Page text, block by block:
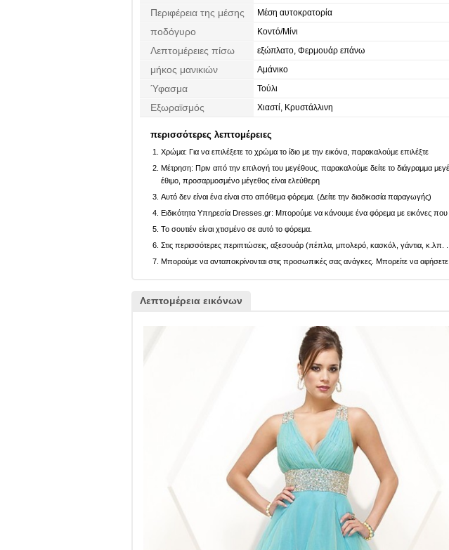
Περιφέρεια της μέσης Μέση αυτοκρατορία
ποδόγυρο Κοντό/Μίνι
Λεπτομέρειες πίσω εξώπλατο, Φερμουάρ επάνω
μήκος μανικιών Αμάνικο
Ύφασμα Τούλι
Εξωραϊσμός Χιαστί, Κρυστάλλινη
περισσότερες λεπτομέρειες
Χρώμα: Για να επιλέξετε το χρώμα το ίδιο με την εικόνα, παρακαλούμε επιλέξτε
Μέτρηση: Πριν από την επιλογή του μεγέθους, παρακαλούμε δείτε το διάγραμμα
έθιμο, προσαρμοσμένο μέγεθος είναι ελεύθερη
Αυτό δεν είναι ένα είναι στο απόθεμα φόρεμα. (Δείτε την διαδικασία παραγωγής)
Ειδικότητα Υπηρεσία Dresses.gr: Μπορούμε να κάνουμε ένα φόρεμα με εικόνες που
Το σουτιέν είναι χτισμένο σε αυτό το φόρεμα.
Στις περισσότερες περιπτώσεις, αξεσουάρ (πέπλα, μπολερό, κασκόλ, γάντια, κ.λπ.
Μπορούμε να ανταποκρίνονται στις προσωπικές σας ανάγκες. Μπορείτε να αφήσετε
Λεπτομέρεια εικόνων